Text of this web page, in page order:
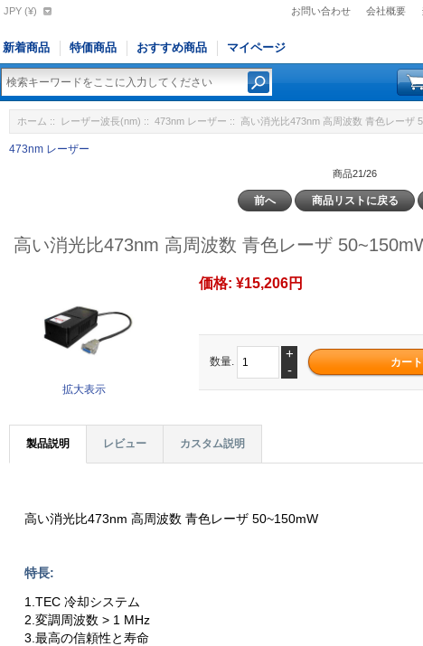
お問い合わせ 会社概要
JPY (¥)
新着商品 特価商品 おすすめ商品 マイページ
ホーム :: レーザー波長(nm) ::473nm レーザー :: 高い消光比473nm 高周波数 青色レーザ
473nm レーザー
商品21/26
前へ 商品リストに戻る
高い消光比473nm 高周波数 青色レーザ
拡大表示
価格:¥15,206円
数量.
+
-
製品説明 レビュー カスタム説明
高い消光比473nm 高周波数 青色レーザ 50~150mW
特長:
1.TEC 冷却システム
2.変調周波数 > 1 MHz
3.最高の信頼性と寿命